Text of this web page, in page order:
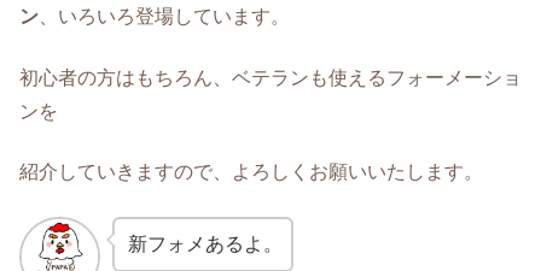
ン、いろいろ登場しています。
初心者の方はもちろん、ベテランも使えるフォーメーショ
ンを
紹介していきますので、よろしくお願いいたします。
新フォメあるよ。